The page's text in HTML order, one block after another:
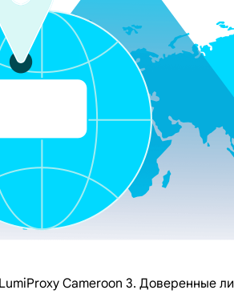
Cameroon 3. Доверенные